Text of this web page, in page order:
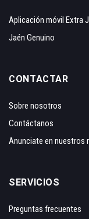
Aplicación móvil Extra
Jaén Genuino
CONTACTAR
Sobre nosotros
Contáctanos
Anunciate en nuestros
SERVICIOS
Preguntas frecuentes